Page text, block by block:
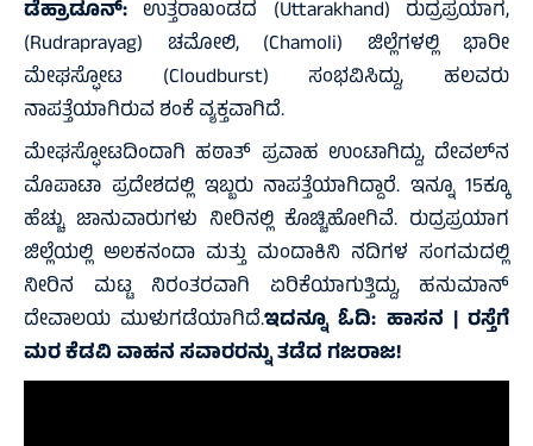
ಡೆಹ್ರಾಡೂನ್: ಉತ್ತರಾಖಂಡದ (Uttarakhand) ರುದ್ರಪ್ರಯಾಗ,
(Rudraprayag) ಚಮೋಲಿ, (Chamoli) ಜಿಲ್ಲೆಗಳಲ್ಲಿ ಭಾರೀ
ಮೇಘಸ್ಫೋಟ (Cloudburst) ಸಂಭವಿಸಿದ್ದು, ಹಲವರು
ನಾಪತ್ತೆಯಾಗಿರುವ ಶಂಕೆ ವ್ಯಕ್ತವಾಗಿದೆ.
ಮೇಘಸ್ಫೋಟದಿಂದಾಗಿ ಹಠಾತ್ ಪ್ರವಾಹ ಉಂಟಾಗಿದ್ದು, ದೇವಲ್‌ನ
ಮೊಪಾಟಾ ಪ್ರದೇಶದಲ್ಲಿ ಇಬ್ಬರು ನಾಪತ್ತೆಯಾಗಿದ್ದಾರೆ. ಇನ್ನೂ 15ಕ್ಕೂ
ಹೆಚ್ಚು ಜಾನುವಾರುಗಳು ನೀರಿನಲ್ಲಿ ಕೊಚ್ಚಿಹೋಗಿವೆ. ರುದ್ರಪ್ರಯಾಗ
ಜಿಲ್ಲೆಯಲ್ಲಿ ಅಲಕನಂದಾ ಮತ್ತು ಮಂದಾಕಿನಿ ನದಿಗಳ ಸಂಗಮದಲ್ಲಿ
ನೀರಿನ ಮಟ್ಟ ನಿರಂತರವಾಗಿ ಏರಿಕೆಯಾಗುತ್ತಿದ್ದು, ಹನುಮಾನ್
ದೇವಾಲಯ ಮುಳುಗಡೆಯಾಗಿದೆ.ಇದನ್ನೂ ಓದಿ: ಹಾಸನ | ರಸ್ತೆಗೆ
ಮರ ಕೆಡವಿ ವಾಹನ ಸವಾರರನ್ನು ತಡೆದ ಗಜರಾಜ!